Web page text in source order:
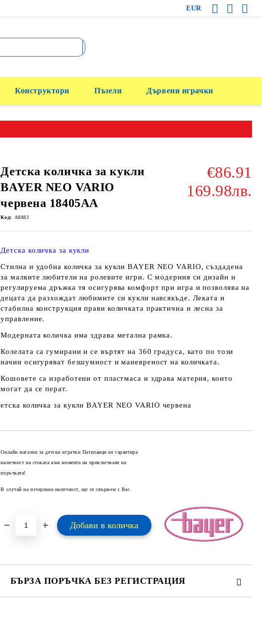
EUR
Конструктори Пъзели Дървени играчки
Детска количка за кукли
BAYER NEO VARIO
червена 18405AA
€86.91
169.98лв.
Код: A8883
Детска количка за кукли
Стилна и удобна количка за кукли BAYER NEO VARIO, създадена
за малките любители на ролевите игри. С модерния си дизайн и
регулируема дръжка тя осигурява комфорт при игра и позволява на
децата да разхождат любимите си кукли навсякъде. Леката и
стабилна конструкция прави количката практична и лесна за
управление.
Модерната количка има здрава метална рамка.
Колелата са гумирани и се въртят на 360 градуса, като по този
начин осигуряват безшумност и маневреност на количката.
Кошовете са изработени от пластмаса и здрава материя, които
могат да се перат.
етска количка за кукли BAYER NEO VARIO червена
Онлайн магазин за детски играчки Патиланци не гарантира
наличност на стоката към момента на приключване на
поръчката!
В случай на изчерпана наличност, ще се свържем с Вас.
БЪРЗА ПОРЪЧКА БЕЗ РЕГИСТРАЦИЯ